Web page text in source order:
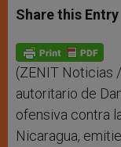
t
s
p
p
s
e
g
e
r
e
b
o
k
Share this Entry
(ZENIT Noticias
autoritario de
ofensiva contra
Nicaragua,